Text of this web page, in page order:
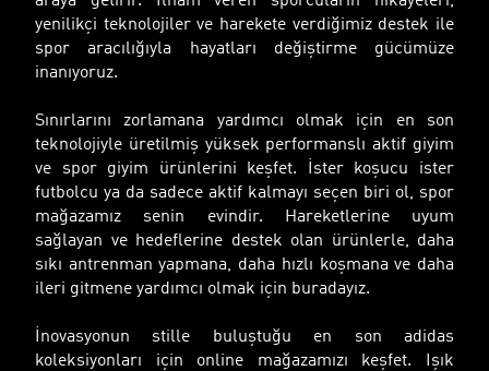
yenilikçi teknolojiler ve harekete verdiğimiz destek ile
spor aracılığıyla hayatları değiştirme gücümüze
inanıyoruz.
Sınırlarını zorlamana yardımcı olmak için en son
teknolojiyle üretilmiş yüksek performanslı aktif giyim
ve spor giyim ürünlerini keşfet. İster koşucu ister
futbolcu ya da sadece aktif kalmayı seçen biri ol, spor
mağazamız senin evindir. Hareketlerine uyum
sağlayan ve hedeflerine destek olan ürünlerle, daha
sıkı antrenman yapmana, daha hızlı koşmana ve daha
ileri gitmene yardımcı olmak için buradayız.
İnovasyonun stille buluştuğu en son adidas
koleksiyonları için online mağazamızı keşfet. Işık